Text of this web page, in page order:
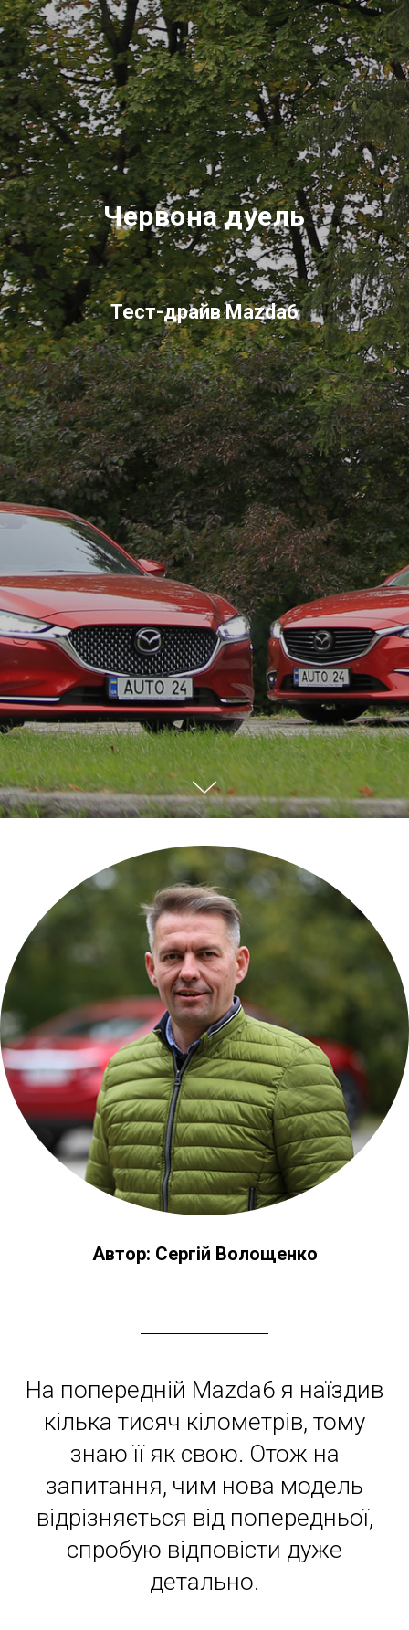
Червона дуель
Тест-драйвMazda6
Автор: Сергій Волощенко
На попередній Mazda6 я наїздив
кілька тисяч кілометрів, тому
знаю її як свою. Отож на
запитання, чим нова модель
відрізняється від попередньої,
спробую відповісти дуже
детально.